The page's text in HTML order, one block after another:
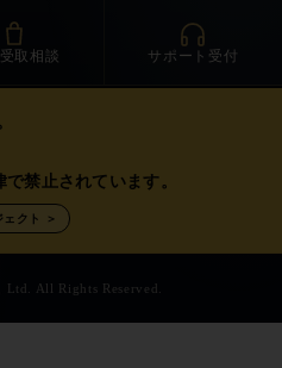
取相談 サポート受付
禁止されています。
クト ＞
All Rights Reserved.